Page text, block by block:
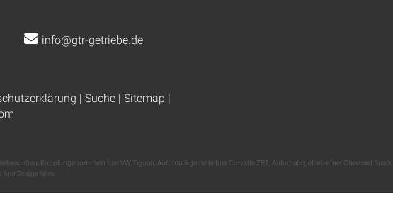
info@gtr-getriebe.de
| Suche| Sitemap |
Kupplungstrommeln fuer VW Tiguan Automatikgetriebe fuer Corvette ZR1 Automaticgetriebe fuer Chevrolet Spark
fuer Dodge Nitro